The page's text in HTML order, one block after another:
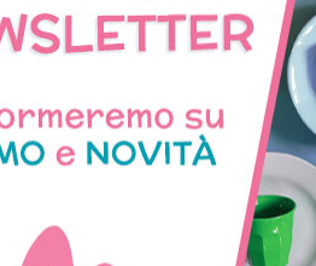
mug in ceramica con scritta
LOVE